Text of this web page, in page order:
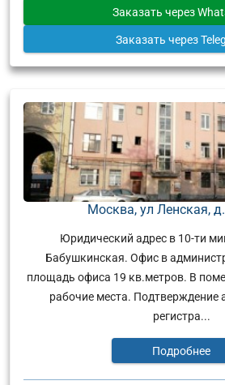
Заказать через
Заказать через
Москва, ул Ленская,
Юридический адрес в 10-ти
Бабушкинская. Офис в
площадь офиса 19 кв.метров. В
рабочие места. Подтверждение
регистра...
Подробнее